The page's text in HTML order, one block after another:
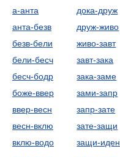
а-анта
анта-безв
безв-бели
бели-бесч
бесч-бодр
боже-ввер
ввер-весн
весн-вклю
вклю-водо
дока-друж
друж-живо
живо-завт
завт-зака
зака-заме
зами-запр
запр-зате
зате-защи
защи-иден